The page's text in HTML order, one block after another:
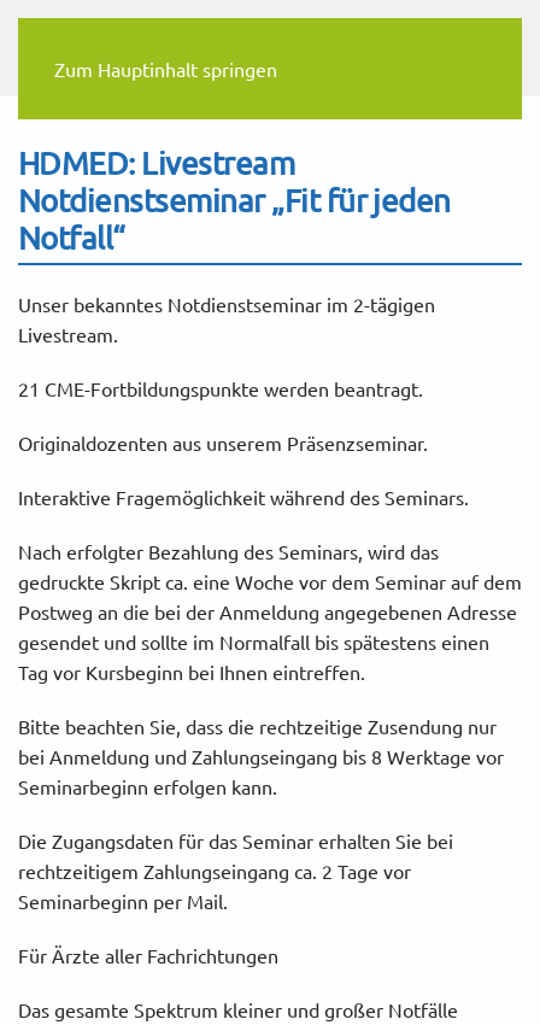
Zum Hauptinhalt springen
HDMED: Livestream
Notdienstseminar „Fit für jeden
Notfall“
Unser bekanntes Notdienstseminar im 2-tägigen
Livestream.
21 CME-Fortbildungspunkte werden beantragt.
Originaldozenten aus unserem Präsenzseminar.
Interaktive Fragemöglichkeit während des Seminars.
Nach erfolgter Bezahlung des Seminars, wird das
gedruckte Skript ca. eine Woche vor dem Seminar auf dem
Postweg an die bei der Anmeldung angegebenen Adresse
gesendet und sollte im Normalfall bis spätestens einen
Tag vor Kursbeginn bei Ihnen eintreffen.
Bitte beachten Sie, dass die rechtzeitige Zusendung nur
bei Anmeldung und Zahlungseingang bis 8 Werktage vor
Seminarbeginn erfolgen kann.
Die Zugangsdaten für das Seminar erhalten Sie bei
rechtzeitigem Zahlungseingang ca. 2 Tage vor
Seminarbeginn per Mail.
Für Ärzte aller Fachrichtungen
Das gesamte Spektrum kleiner und großer Notfälle